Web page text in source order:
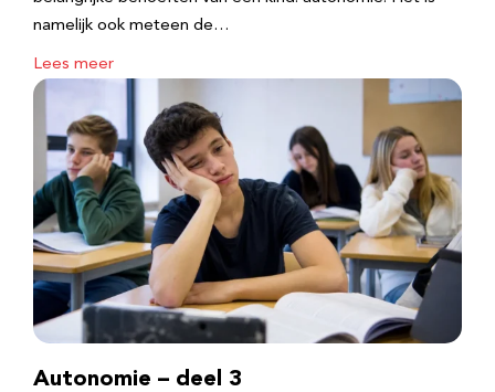
namelijk ook meteen de…
Lees meer
Autonomie – deel 3